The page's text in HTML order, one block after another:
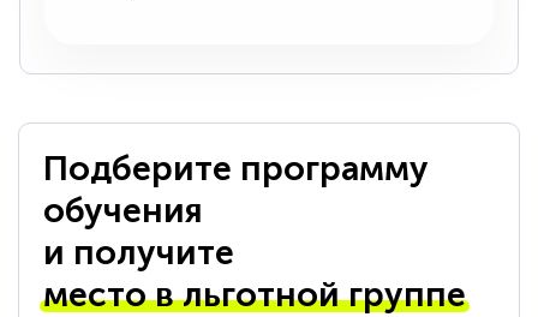
Подберите программу
обучения
и получите
место в льготной группе